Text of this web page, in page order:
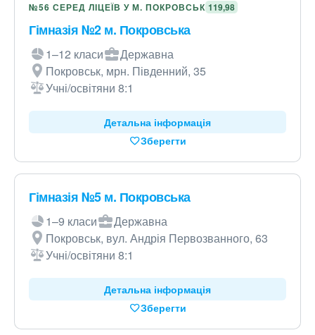
№56 СЕРЕД ЛІЦЕЇВ У М. ПОКРОВСЬК 119,98
Гімназія №2 м. Покровська
1–12 класи
Державна
Покровськ, мрн. Південний, 35
Учні/освітяни 8:1
Детальна інформація
Зберегти
Гімназія №5 м. Покровська
1–9 класи
Державна
Покровськ, вул. Андрія Первозванного, 63
Учні/освітяни 8:1
Детальна інформація
Зберегти